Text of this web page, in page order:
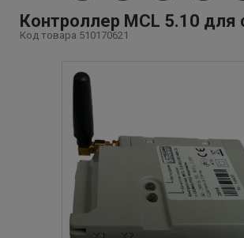
Контроллер MCL 5.10 для
Код товара 510170621